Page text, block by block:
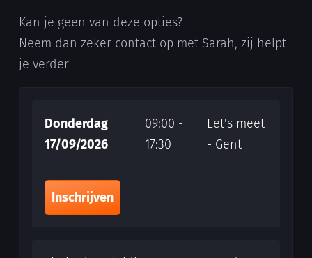
Kan je geen van deze opties?
Neem dan zeker contact op met Sarah, zij helpt
je verder
Donderdag
17/09/2026
09:00 -
17:30
Let's meet
- Gent
Inschrijven